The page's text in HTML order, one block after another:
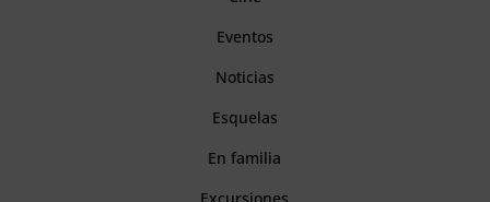
Eventos
Noticias
Esquelas
En familia